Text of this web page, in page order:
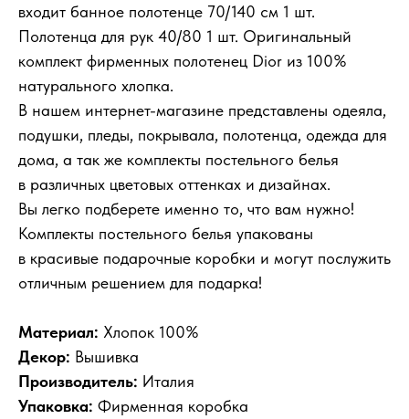
входит банное полотенце 70/140 см 1 шт.
Полотенца для рук 40/80 1 шт. Оригинальный
комплект фирменных полотенец Dior из 100%
натурального хлопка.
В нашем интернет-магазине представлены одеяла,
подушки, пледы, покрывала, полотенца, одежда для
дома, а так же комплекты постельного белья
в различных цветовых оттенках и дизайнах.
Вы легко подберете именно то, что вам нужно!
Комплекты постельного белья упакованы
в красивые подарочные коробки и могут послужить
отличным решением для подарка!
Материал: Хлопок 100%
Декор: Вышивка
Производитель: Италия
Упаковка: Фирменная коробка